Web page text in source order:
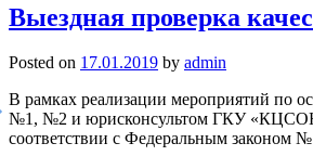
Выездная проверка
Posted on 17.01.2019 by admin
В рамках реализации мероприятий по
№1, №2 и юрисконсультом ГКУ «КЦСОН в
соответствии с Федеральным законом